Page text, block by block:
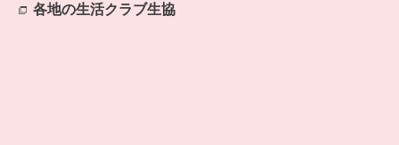
各地の生活クラブ生協